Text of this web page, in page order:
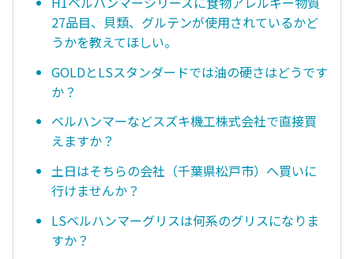
27品目、貝類、グルテンが使用されているかど
うかを教えてほしい。
GOLDとLSスタンダードでは油の硬さはどうです
か？
ベルハンマーなどスズキ機工株式会社で直接買
えますか？
土日はそちらの会社（千葉県松戸市）へ買いに
行けませんか？
LSベルハンマーグリスは何系のグリスになりま
すか？